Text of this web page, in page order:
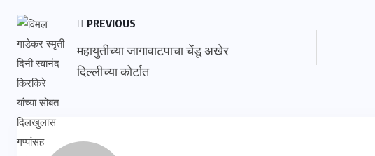
PREVIOUS
महायुतीच्या जागावाटपाचा चेंडू अखेर
दिल्लीच्या कोर्टात